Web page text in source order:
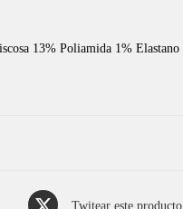
13% Poliamida 1% Elastano
Twitear este producto